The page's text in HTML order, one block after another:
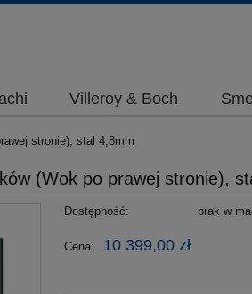
Villeroy & Boch
stronie), stal 4,8mm
(Wok po prawej stronie),
Dostępność: brak w
Cena: 10 399,00 zł